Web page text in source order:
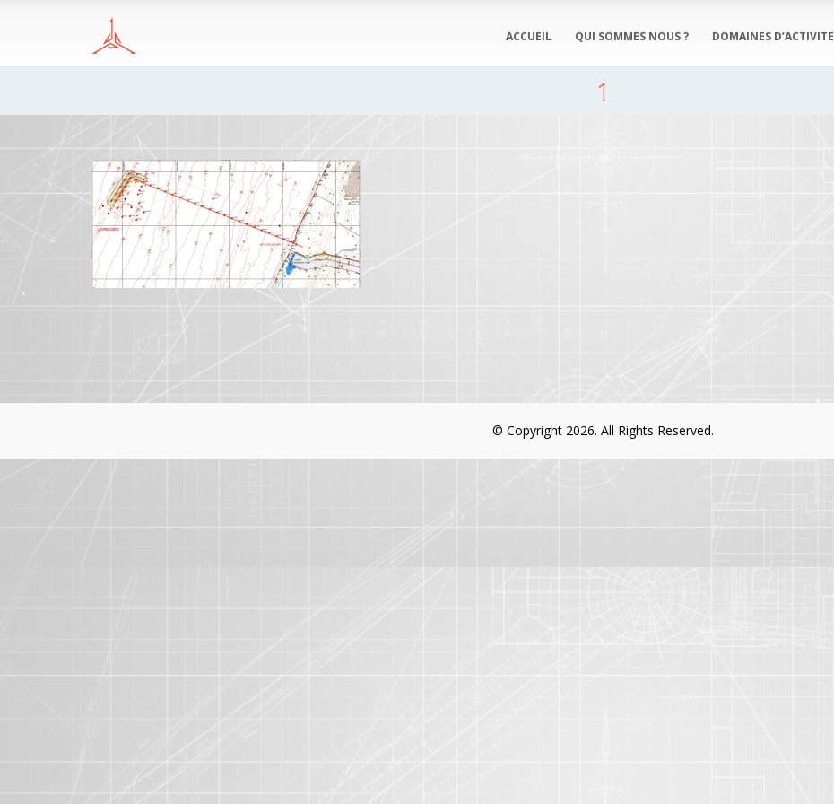
ACCUEIL QUI SOMMES NOUS ? DOMAINES D’ACTIVITE
1
© Copyright 2026. All Rights Reserved.